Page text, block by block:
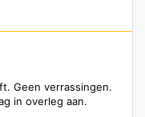
Geen verrassingen.
in overleg aan.